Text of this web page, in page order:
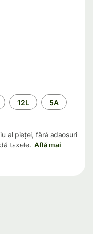
12L 5A
al pieței, fără adaosuri
taxele. Află mai